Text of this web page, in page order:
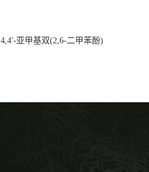
4,4'-亚甲基双(2,6-二甲苯酚)